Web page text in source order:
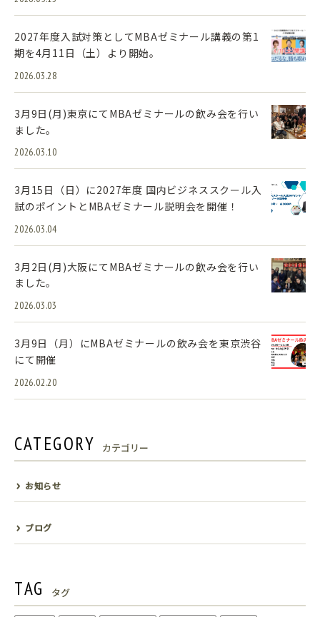
2027年度入試対策としてMBAゼミナール講義の第1
期を4月11日（土）より開始。
2026.03.28
3月9日(月)東京にてMBAゼミナールの飲み会を行い
ました。
2026.03.10
3月15日（日）に2027年度 国内ビジネススクール入
試のポイントとMBAゼミナール説明会を開催！
2026.03.04
3月2日(月)大阪にてMBAゼミナールの飲み会を行い
ました。
2026.03.03
3月9日（月）にMBAゼミナールの飲み会を東京渋谷
にて開催
2026.02.20
CATEGORY カテゴリー
お知らせ
ブログ
TAG タグ